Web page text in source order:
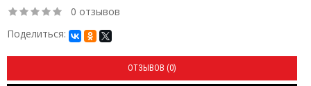
0 отзывов
Поделиться:
ОТЗЫВОВ (0)